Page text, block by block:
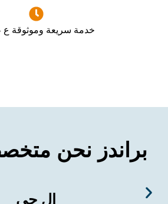
خدمة سريعة وموثوقة ع ضمان
نحن